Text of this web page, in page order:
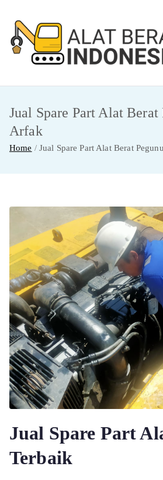
content
Jual Spare Part Alat Berat
Arfak
Home Jual Spare Part Alat Berat
Jual Spare Part
Terbaik